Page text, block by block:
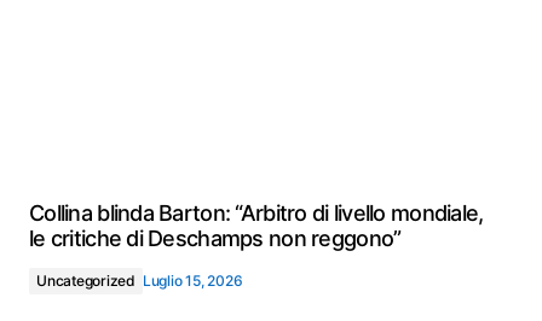
Collina blinda Barton: “Arbitro di livello mondiale,
le critiche di Deschamps non reggono”
Uncategorized Luglio 15, 2026